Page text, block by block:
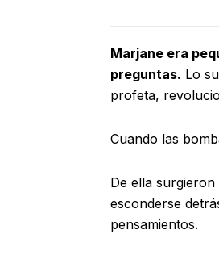
Marjane era
preguntas. Lo
profeta,
Cuando las
De ella surgieron
esconderse
pensamientos.